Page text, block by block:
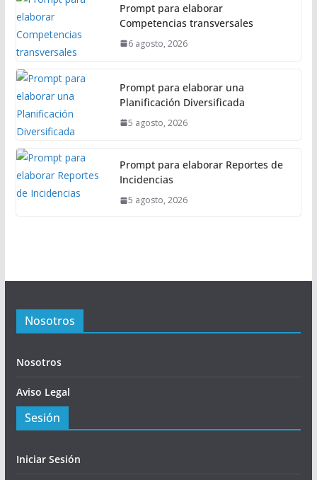
Prompt para elaborar
Competencias transversales
6 agosto, 2026
Prompt para elaborar una
Planificación Diversificada
5 agosto, 2026
Prompt para elaborar Reportes de
Incidencias
5 agosto, 2026
Nosotros
Nosotros
Aviso Legal
Sesión
Iniciar Sesión